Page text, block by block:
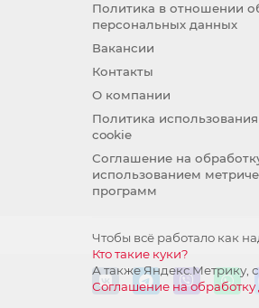
Чтобы всё работало как
Кто такие куки?
А также Яндекс.Метрику,
Соглашение на
Политика в отношении
персональных данных
Вакансии
Контакты
О компании
Политика
cookie
Соглашение на
использованием
программ